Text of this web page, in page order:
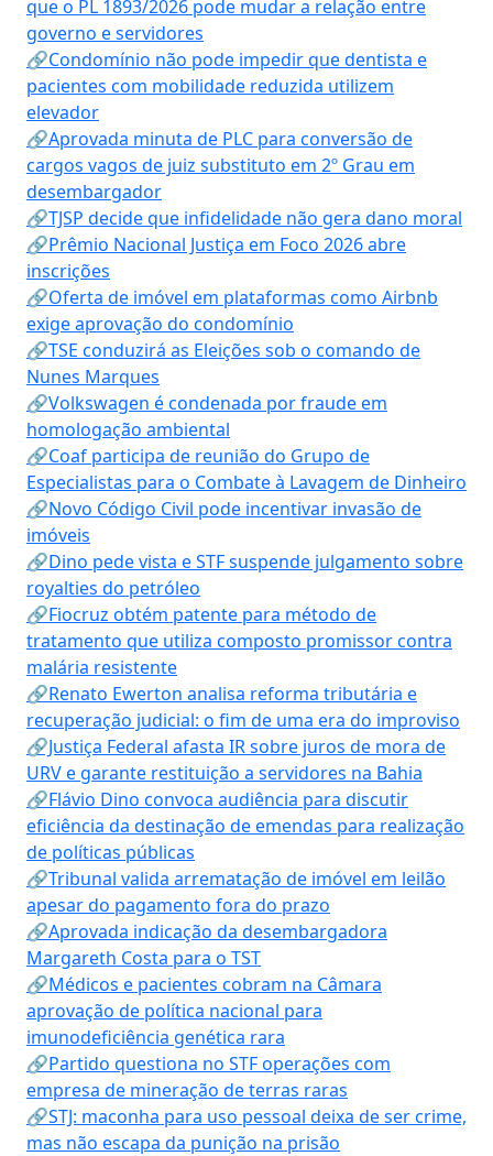
que o PL 1893/2026 pode mudar a relação entre
governo e servidores
🔗Condomínio não pode impedir que dentista e
pacientes com mobilidade reduzida utilizem
elevador
🔗Aprovada minuta de PLC para conversão de
cargos vagos de juiz substituto em 2º Grau em
desembargador
🔗TJSP decide que infidelidade não gera dano moral
🔗Prêmio Nacional Justiça em Foco 2026 abre
inscrições
🔗Oferta de imóvel em plataformas como Airbnb
exige aprovação do condomínio
🔗TSE conduzirá as Eleições sob o comando de
Nunes Marques
🔗Volkswagen é condenada por fraude em
homologação ambiental
🔗Coaf participa de reunião do Grupo de
Especialistas para o Combate à Lavagem de Dinheiro
🔗Novo Código Civil pode incentivar invasão de
imóveis
🔗Dino pede vista e STF suspende julgamento sobre
royalties do petróleo
🔗Fiocruz obtém patente para método de
tratamento que utiliza composto promissor contra
malária resistente
🔗Renato Ewerton analisa reforma tributária e
recuperação judicial: o fim de uma era do improviso
🔗Justiça Federal afasta IR sobre juros de mora de
URV e garante restituição a servidores na Bahia
🔗Flávio Dino convoca audiência para discutir
eficiência da destinação de emendas para realização
de políticas públicas
🔗Tribunal valida arrematação de imóvel em leilão
apesar do pagamento fora do prazo
🔗Aprovada indicação da desembargadora
Margareth Costa para o TST
🔗Médicos e pacientes cobram na Câmara
aprovação de política nacional para
imunodeficiência genética rara
🔗Partido questiona no STF operações com
empresa de mineração de terras raras
🔗STJ: maconha para uso pessoal deixa de ser crime,
mas não escapa da punição na prisão